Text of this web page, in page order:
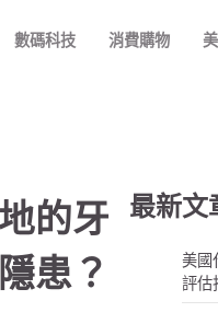
數碼科技 消費購物
的牙
患？
最新文
美國
評估